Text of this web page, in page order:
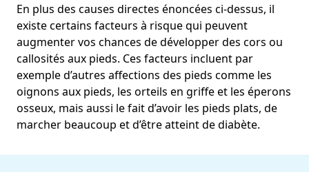
En plus des causes directes énoncées ci-dessus, il
existe certains facteurs à risque qui peuvent
augmenter vos chances de développer des cors ou
callosités aux pieds. Ces facteurs incluent par
exemple d’autres affections des pieds comme les
oignons aux pieds, les orteils en griffe et les éperons
osseux, mais aussi le fait d’avoir les pieds plats, de
marcher beaucoup et d’être atteint de diabète.